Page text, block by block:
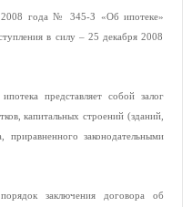
2008 года № 345-З «Об ипотеке»
в силу – 25 декабря 2008
представляет собой залог
капитальных строений (зданий,
законодательными
заключения договора об